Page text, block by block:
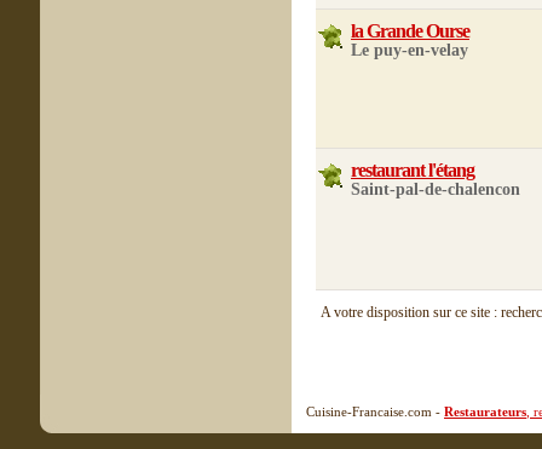
la Grande Ourse
Le puy-en-velay
restaurant l'étang
Saint-pal-de-chalencon
A votre disposition sur ce site :
Cuisine-Francaise.com - Restaurateurs ,